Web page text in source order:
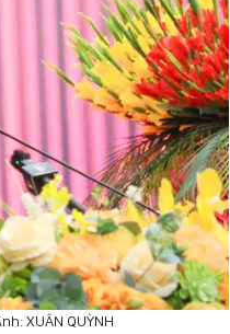
XUÂN QUỲNH